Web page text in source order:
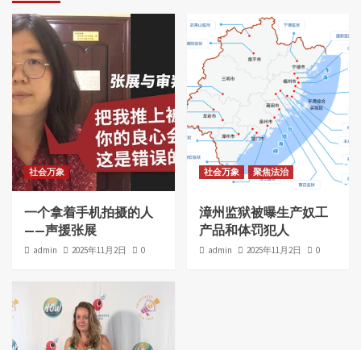
社会万象
一个拿着手机拍摄的人
——声援张展
admin 2025年11月2日 0
社会万象 聚焦法治
漳州监狱被曝生产奴工
产品和体罚犯人
admin 2025年11月2日 0